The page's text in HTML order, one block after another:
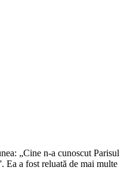
„Cine n-a cunoscut Parisul
Ea a fost reluată de mai multe